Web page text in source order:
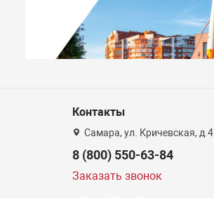
Контакты
Самара, ул. Кричевская, д.4
8 (800) 550-63-84
Заказать звонок